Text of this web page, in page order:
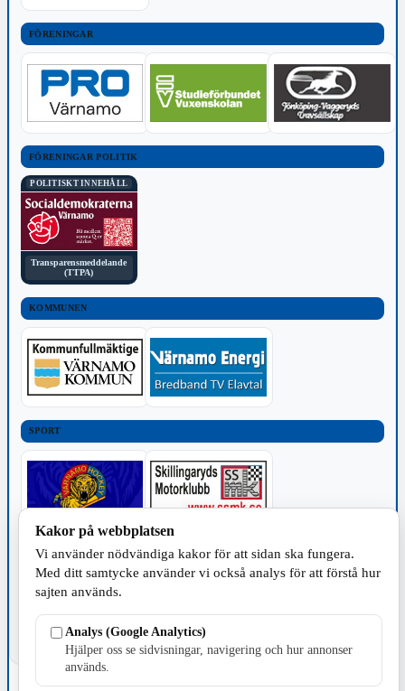
FÖRENINGAR
FÖRENINGAR POLITIK
POLITISKT INNEHÅLL
Transparensmeddelande
(TTPA)
KOMMUNEN
SPORT
TILLVERKNING
Kakor på webbplatsen
Vi använder nödvändiga kakor för att sidan ska fungera.
Med ditt samtycke använder vi också analys för att förstå hur
sajten används.
Analys (Google Analytics)
Hjälper oss se sidvisningar, navigering och hur annonser
används.